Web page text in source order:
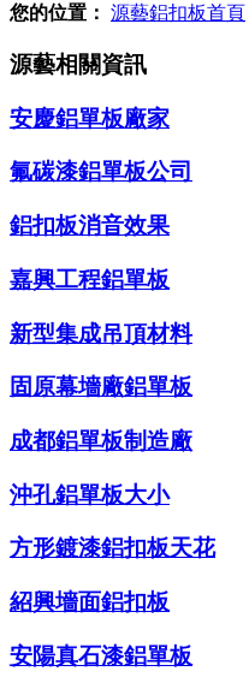
您的位置： 源藝鋁扣板首頁
源藝相關資訊
安慶鋁單板廠家
氟碳漆鋁單板公司
鋁扣板消音效果
嘉興工程鋁單板
新型集成吊頂材料
固原幕墻廠鋁單板
成都鋁單板制造廠
沖孔鋁單板大小
方形鍍漆鋁扣板天花
紹興墻面鋁扣板
安陽真石漆鋁單板